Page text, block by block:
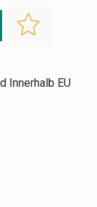
Innerhalb EU